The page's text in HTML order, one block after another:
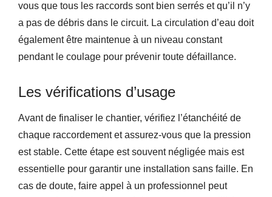
vous que tous les raccords sont bien serrés et qu’il n’y
a pas de débris dans le circuit. La circulation d’eau doit
également être maintenue à un niveau constant
pendant le coulage pour prévenir toute défaillance.
Les vérifications d’usage
Avant de finaliser le chantier, vérifiez l’étanchéité de
chaque raccordement et assurez-vous que la pression
est stable. Cette étape est souvent négligée mais est
essentielle pour garantir une installation sans faille. En
cas de doute, faire appel à un professionnel peut